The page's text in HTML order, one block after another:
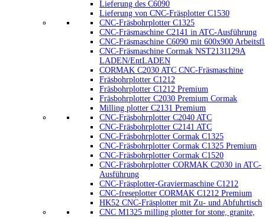
Lieferung des C6090
Lieferung von CNC-Fräsplotter C1530
CNC-Fräsbohrplotter C1325
CNC-Fräsmaschine C2141 in ATC-Ausführung
CNC-Fräsmaschine C6090 mit 600x900
CNC-Fräsmaschine Cormak NST2131129A
LADEN/EntLADEN
CORMAK C2030 ATC CNC-Fräsmaschine
Fräsbohrplotter C1212
Fräsbohrplotter C1212 Premium
Fräsbohrplotter C2030 Premium Cormak
Milling plotter C2131 Premium
CNC-Fräsbohrplotter C2040 ATC
CNC-Fräsbohrplotter C2141 ATC
CNC-Fräsbohrplotter Cormak C1325
CNC-Fräsbohrplotter Cormak C1325 Premium
CNC-Fräsbohrplotter Cormak C1520
CNC-Fräsbohrplotter CORMAK C2030 in ATC-
Ausführung
CNC-Fräsplotter-Graviermaschine C1212
CNC-freseplotter CORMAK C1212 Premium
HK52 CNC-Fräsplotter mit Zu- und Abfuhrtisch
CNC M1325 milling plotter for stone, granite,